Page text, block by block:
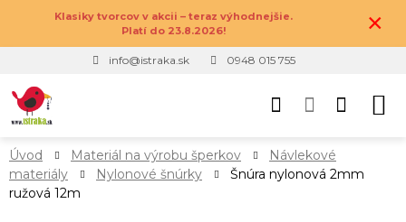
Klasiky tvorcov v akcii – teraz výhodnejšie.
Platí do 23.8.2026!
×
info@istraka.sk 0948 015 755
Úvod Materiál na výrobu šperkov
Návlekové
materiály
Nylonové šnúrky
Šnúra nylonová 2mm
ružová 12m